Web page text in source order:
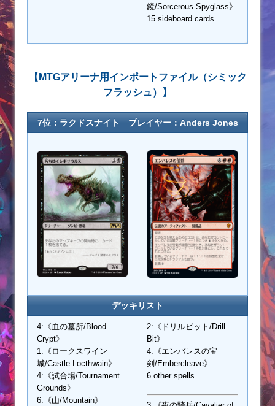
鏡/Sorcerous Spyglass》
15 sideboard cards
【MTGアリーナ用インポートファイル（シミック
フラッシュ）】
7位：ラクドスナイト プレイヤー：Anders Jones
デッキリスト
4:《血の墓所/Blood
Crypt》
1:《ロークスワイン
城/Castle Locthwain》
4:《試合場/Tournament
Grounds》
6:《山/Mountain》
2:《ドリルビット/Drill
Bit》
4:《エンバレスの宝
剣/Embercleave》
6 other spells